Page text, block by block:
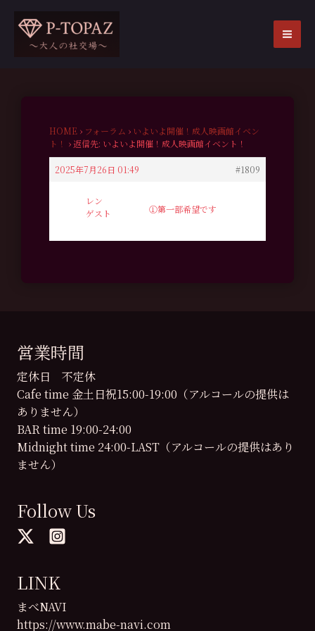
HOME › フォーラム › いよいよ開催！成人映画館イベン
ト！ ›返信先: いよいよ開催！成人映画館イベント！
2025年7月26日 01:49 #1809
レン
ゲスト
①第一部希望です
営業時間
定休日 不定休
Cafe time 金土日祝15:00-19:00（アルコールの提供は
ありません）
BAR time 19:00-24:00
Midnight time 24:00-LAST（アルコールの提供はあり
ません）
Follow Us
LINK
まべNAVI
https://www.mabe-navi.com